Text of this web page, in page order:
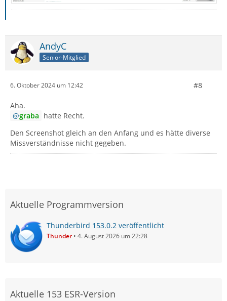
AndyC
Senior-Mitglied
6. Oktober 2024 um 12:42 #8
Aha.
graba hatte Recht.
Den Screenshot gleich an den Anfang und es hätte diverse
Missverständnisse nicht gegeben.
Aktuelle Programmversion
Thunderbird 153.0.2 veröffentlicht
Thunder 4. August 2026 um 22:28
Aktuelle 153 ESR-Version